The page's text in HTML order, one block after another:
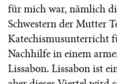
für mich war, nämlich
Schwestern der Mutter
Katechismusunterricht
Nachhilfe in einem
Lissabon. Lissabon ist